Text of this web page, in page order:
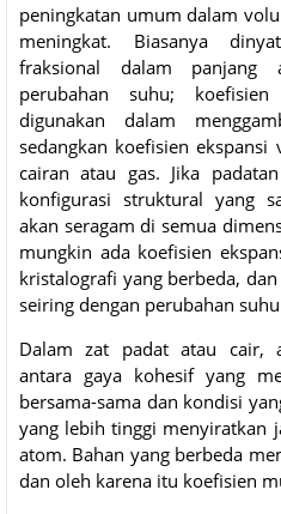
peningkatan umum dalam
meningkat. Biasanya
fraksional dalam
perubahan suhu;
digunakan dalam
sedangkan koefisien
cairan atau gas. Jika
konfigurasi struktural yang
akan seragam di semua
mungkin ada koefisien
kristalografi yang berbeda,
seiring dengan perubahan
Dalam zat padat atau cair,
antara gaya kohesif yang
bersama-sama dan kondisi
yang lebih tinggi menyiratkan
atom. Bahan yang berbeda
dan oleh karena itu koefisien